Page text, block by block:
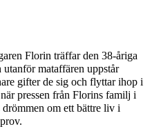
Florin träffar den 38-åriga
utanför mataffären uppstår
gifter de sig och flyttar ihop i
pressen från Florins familj i
om ett bättre liv i